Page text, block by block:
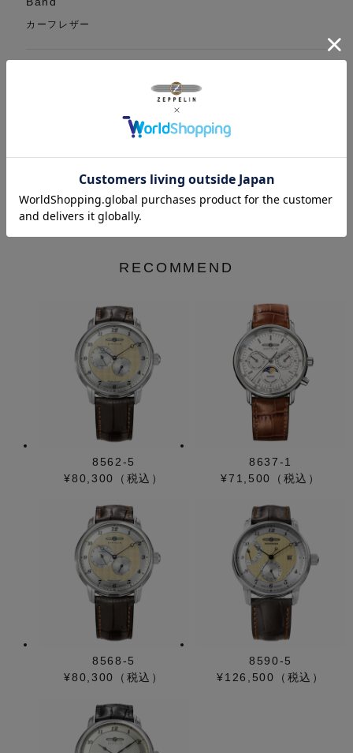
カーフレザー
3時位置:日付 6時位置:ムーンフェイズ 9時位置:曜日
RECOMMEND
8562-5
¥80,300（税込）
8637-1
¥71,500（税込）
8568-5
¥80,300（税込）
8590-5
¥126,500（税込）